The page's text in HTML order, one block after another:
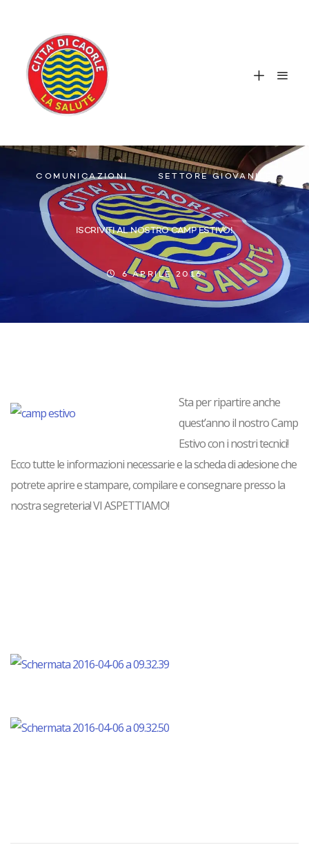
COMUNICAZIONI SETTORE GIOVANILE
ISCRIVITI AL NOSTRO CAMP ESTIVO!
6 APRILE 2016
Sta per ripartire anche
quest’anno il nostro Camp
Estivo con i nostri tecnici!
Ecco tutte le informazioni necessarie e la scheda di adesione che
potrete aprire e stampare, compilare e consegnare presso la
nostra segreteria! VI ASPETTIAMO!